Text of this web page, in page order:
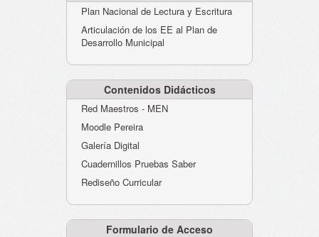
Plan Nacional de Lectura y Escritura
Articulación de los EE al Plan de
Desarrollo Municipal
Contenidos Didácticos
Red Maestros - MEN
Moodle Pereira
Galería Digital
Cuadernillos Pruebas Saber
Rediseño Curricular
Formulario de Acceso